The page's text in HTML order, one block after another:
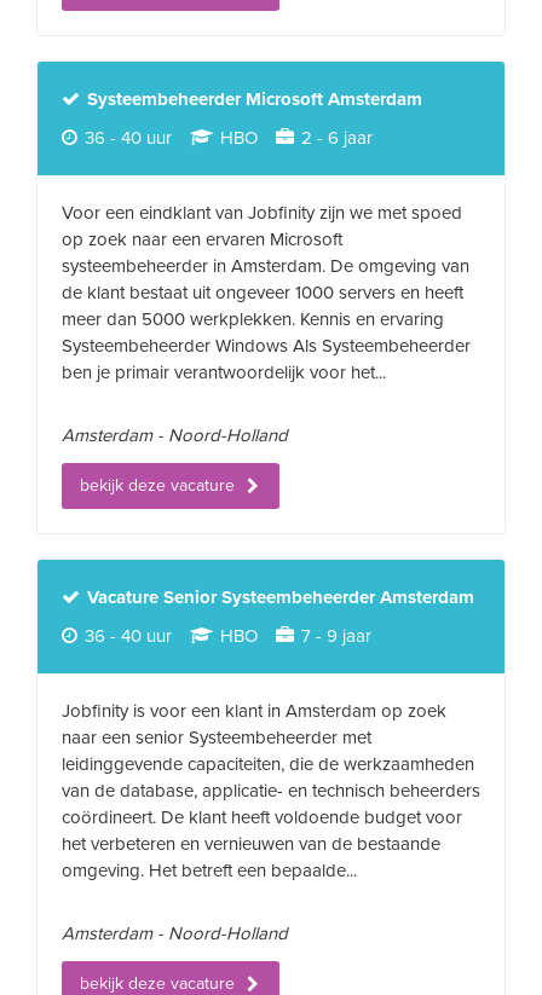
Systeembeheerder Microsoft Amsterdam
36 - 40 uur
HBO 2 - 6 jaar
Voor een eindklant van Jobfinity zijn we met spoed
op zoek naar een ervaren Microsoft
systeembeheerder in Amsterdam. De omgeving van
de klant bestaat uit ongeveer 1000 servers en heeft
meer dan 5000 werkplekken. Kennis en ervaring
Systeembeheerder Windows Als Systeembeheerder
ben je primair verantwoordelijk voor het...
Amsterdam - Noord-Holland
bekijk deze vacature
Vacature Senior Systeembeheerder Amsterdam
36 - 40 uur
HBO 7 - 9 jaar
Jobfinity is voor een klant in Amsterdam op zoek
naar een senior Systeembeheerder met
leidinggevende capaciteiten, die de werkzaamheden
van de database, applicatie- en technisch beheerders
coördineert. De klant heeft voldoende budget voor
het verbeteren en vernieuwen van de bestaande
omgeving. Het betreft een bepaalde...
Amsterdam - Noord-Holland
bekijk deze vacature